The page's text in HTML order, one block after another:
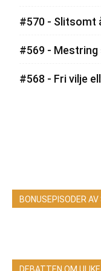
#570 - Slitsomt
#569 -
#568 - Fri vilje
BONUSEPISODER AV
DEBATTEN OM